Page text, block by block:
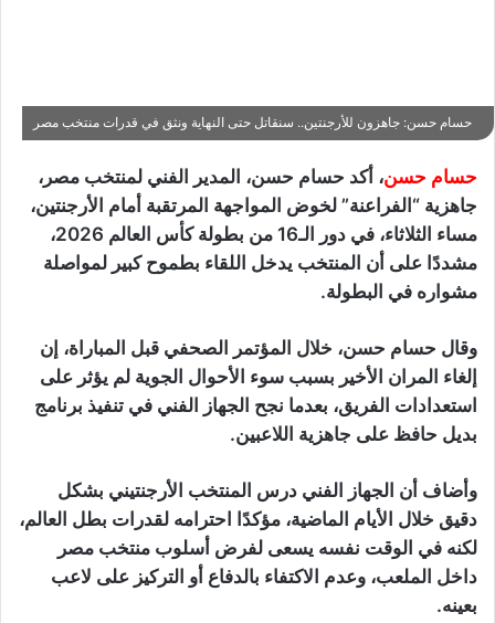
حسام حسن: جاهزون للأرجنتين.. سنقاتل حتى النهاية ونثق في قدرات منتخب مصر
حسام حسن، أكد حسام حسن، المدير الفني لمنتخب مصر،
جاهزية “الفراعنة” لخوض المواجهة المرتقبة أمام الأرجنتين،
مساء الثلاثاء، في دور الـ16 من بطولة كأس العالم 2026،
مشددًا على أن المنتخب يدخل اللقاء بطموح كبير لمواصلة
مشواره في البطولة.
وقال حسام حسن، خلال المؤتمر الصحفي قبل المباراة، إن
إلغاء المران الأخير بسبب سوء الأحوال الجوية لم يؤثر على
استعدادات الفريق، بعدما نجح الجهاز الفني في تنفيذ برنامج
بديل حافظ على جاهزية اللاعبين.
وأضاف أن الجهاز الفني درس المنتخب الأرجنتيني بشكل
دقيق خلال الأيام الماضية، مؤكدًا احترامه لقدرات بطل العالم،
لكنه في الوقت نفسه يسعى لفرض أسلوب منتخب مصر
داخل الملعب، وعدم الاكتفاء بالدفاع أو التركيز على لاعب
بعينه.